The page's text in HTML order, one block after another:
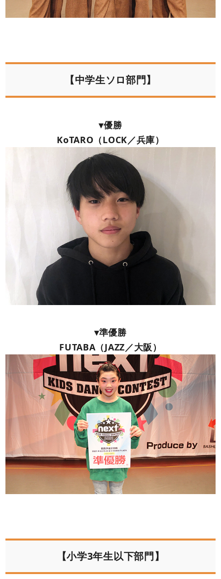
【中学生ソロ部門】
▾優勝
KoTARO（LOCK／兵庫）
▾準優勝
FUTABA（JAZZ／大阪）
【小学3年生以下部門】